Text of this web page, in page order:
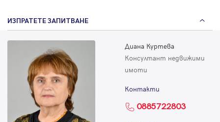
ИЗПРАТЕТЕ ЗАПИТВАНЕ
Диана Куртева
Консултант недвижими
имоти
Контакти
0885722803